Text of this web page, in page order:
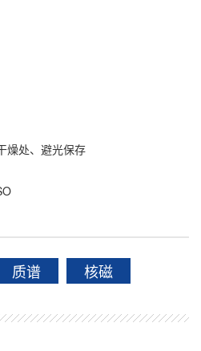
燥处、避光保存
质谱 核磁